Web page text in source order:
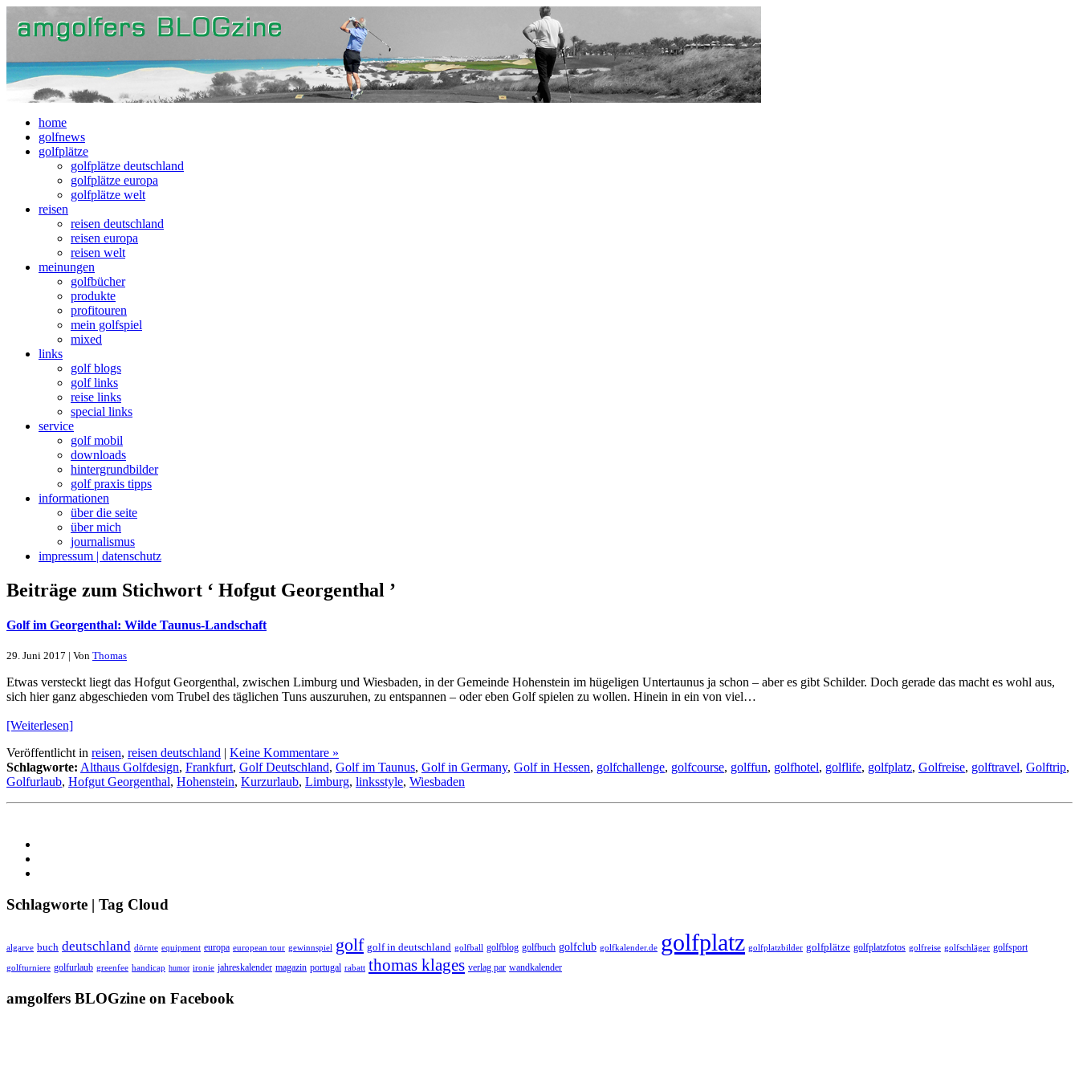
home
golfnews
golfplätze
golfplätze deutschland
golfplätze europa
golfplätze welt
reisen
reisen deutschland
reisen europa
reisen welt
meinungen
golfbücher
produkte
profitouren
mein golfspiel
mixed
links
golf blogs
golf links
reise links
special links
service
golf mobil
downloads
hintergrundbilder
golf praxis tipps
informationen
über die seite
über mich
journalismus
impressum | datenschutz
Beiträge zum Stichwort ‘ Hofgut Georgenthal ’
Golf im Georgenthal: Wilde Taunus-Landschaft
29. Juni 2017 | Von Thomas
Etwas versteckt liegt das Hofgut Georgenthal, zwischen Limburg und Wiesbaden, in der Gemeinde Hohenstein im hügeligen Untertaunus ja schon – aber es gibt Schilder. Doch gerade das macht es wohl aus,
sich hier ganz abgeschieden vom Trubel des täglichen Tuns auszuruhen, zu entspannen – oder eben Golf spielen zu wollen. Hinein in ein von viel…
[Weiterlesen]
Veröffentlicht in reisen, reisen deutschland | Keine Kommentare »
Schlagworte: Althaus Golfdesign, Frankfurt, Golf Deutschland, Golf im Taunus, Golf in Germany, Golf in Hessen, golfchallenge, golfcourse, golffun, golfhotel, golflife, golfplatz, Golfreise, golftravel, Golftrip,
Golfurlaub, Hofgut Georgenthal, Hohenstein, Kurzurlaub, Limburg, linksstyle, Wiesbaden
Schlagworte | Tag Cloud
algarve buch deutschland dörnte equipment europa european tour gewinnspiel golf golf in deutschland golfball golfblog golfbuch golfclub golfkalender.de golfplatz golfplatzbilder golfplätze golfplatzfotos golfreise golfschläger golfsport
golfturniere golfurlaub greenfee handicap humor ironie jahreskalender magazin portugal rabatt thomas klages verlag par wandkalender
amgolfers BLOGzine on Facebook